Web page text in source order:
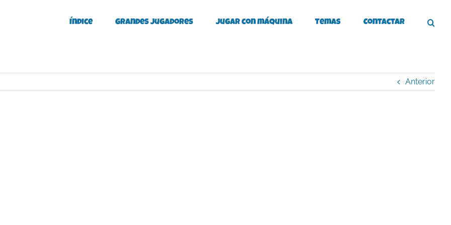
Índice Grandes Jugadores Jugar con máquina Temas Contactar
Anterior